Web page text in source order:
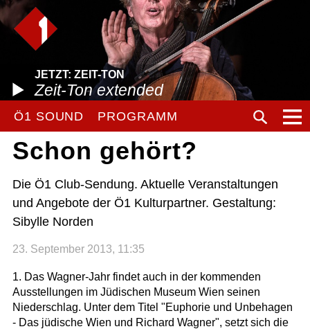
JETZT: ZEIT-TON
Zeit-Ton extended
Ö1 SOUND PROGRAMM
Schon gehört?
Die Ö1 Club-Sendung. Aktuelle Veranstaltungen
und Angebote der Ö1 Kulturpartner. Gestaltung:
Sibylle Norden
23. September 2013, 11:35
1. Das Wagner-Jahr findet auch in der kommenden
Ausstellungen im Jüdischen Museum Wien seinen
Niederschlag. Unter dem Titel "Euphorie und Unbehagen
- Das jüdische Wien und Richard Wagner", setzt sich die